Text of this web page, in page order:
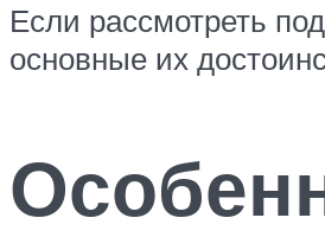
Если рассмотреть
основные их